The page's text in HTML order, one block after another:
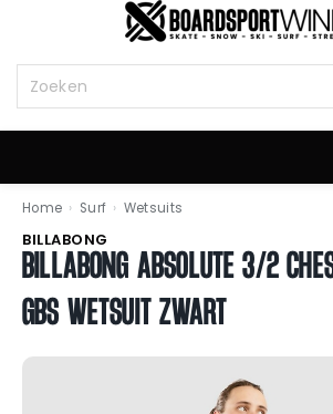
r
Home › Surf › Wetsuits
BILLABONG
BILLABONG ABSOLUTE 3/2
GBS WETSUIT ZWART